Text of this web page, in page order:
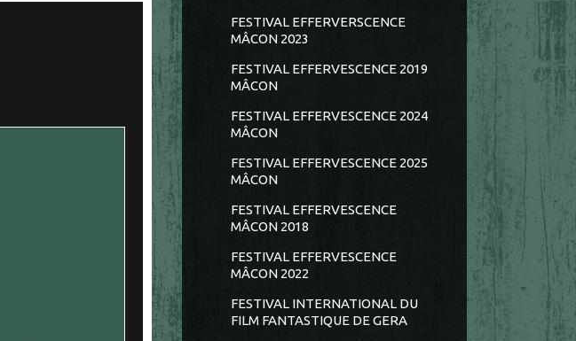
FESTIVAL EFFERVERSCENCE
MÂCON 2023
FESTIVAL EFFERVESCENCE 2019
MÂCON
FESTIVAL EFFERVESCENCE 2024
MÂCON
FESTIVAL EFFERVESCENCE 2025
MÂCON
FESTIVAL EFFERVESCENCE
MÂCON 2018
FESTIVAL EFFERVESCENCE
MÂCON 2022
FESTIVAL INTERNATIONAL DU
FILM FANTASTIQUE DE GERA